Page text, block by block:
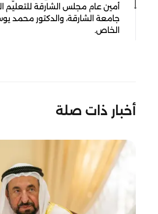
أمين عام مجلس الشارقة للتعليم
جامعة الشارقة، والدكتور محمد
الخاص.
أخبار ذات صلة